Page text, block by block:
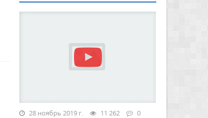
28 ноябрь 2019 г. 11 262 0